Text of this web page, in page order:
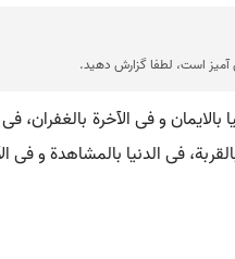
است، لطفا گزارش دهید.
و فی الآخرة
فی الدنیا بالمشاهدة و فی